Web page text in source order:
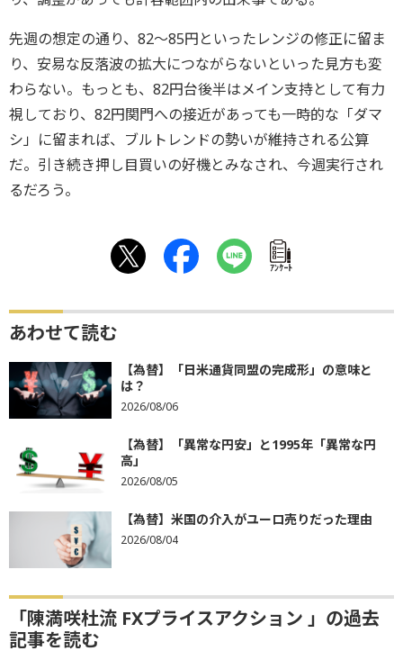
先週の想定の通り、82～85円といったレンジの修正に留ま
り、安易な反落波の拡大につながらないといった見方も変
わらない。もっとも、82円台後半はメイン支持として有力
視しており、82円関門への接近があっても一時的な「ダマ
シ」に留まれば、ブルトレンドの勢いが維持される公算
だ。引き続き押し目買いの好機とみなされ、今週実行され
るだろう。
ｱﾝｹｰﾄ
あわせて読む
【為替】「日米通貨同盟の完成形」の意味と
は？
2026/08/06
【為替】「異常な円安」と1995年「異常な円
高」
2026/08/05
【為替】米国の介入がユーロ売りだった理由
2026/08/04
「陳満咲杜流 FXプライスアクション 」の過去
記事を読む